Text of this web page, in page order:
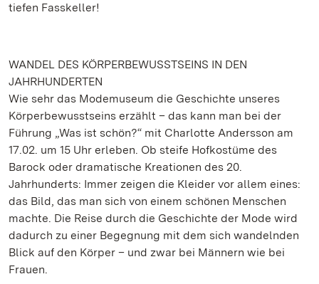
tiefen Fasskeller!
WANDEL DES KÖRPERBEWUSSTSEINS IN DEN
JAHRHUNDERTEN
Wie sehr das Modemuseum die Geschichte unseres
Körperbewusstseins erzählt – das kann man bei der
Führung „Was ist schön?“ mit Charlotte Andersson am
17.02. um 15 Uhr erleben. Ob steife Hofkostüme des
Barock oder dramatische Kreationen des 20.
Jahrhunderts: Immer zeigen die Kleider vor allem eines:
das Bild, das man sich von einem schönen Menschen
machte. Die Reise durch die Geschichte der Mode wird
dadurch zu einer Begegnung mit dem sich wandelnden
Blick auf den Körper – und zwar bei Männern wie bei
Frauen.